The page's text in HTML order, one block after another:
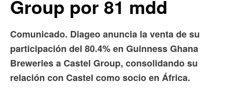
Group por 81 mdd
Comunicado. Diageo anuncia la venta de su
participación del 80.4% en Guinness Ghana
Breweries a Castel Group, consolidando su
relación con Castel como socio en África.